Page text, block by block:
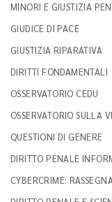
MINORI E GIUSTIZIA
GIUDICE DI PACE
GIUSTIZIA RIPARATIVA
DIRITTI FONDAMENTALI
OSSERVATORIO CEDU
OSSERVATORIO SULLA
QUESTIONI DI GENERE
DIRITTO PENALE
CYBERCRIME: